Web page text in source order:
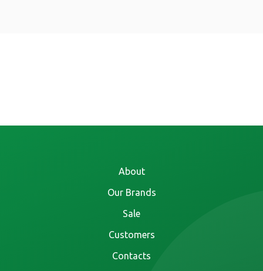
About
Our Brands
Sale
Customers
Contacts